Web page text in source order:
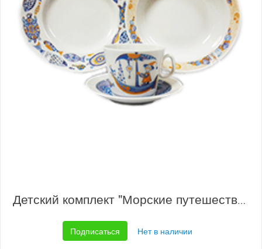
Детский комплект "Морские путешествия" 1/4
Подписаться Нет в наличии